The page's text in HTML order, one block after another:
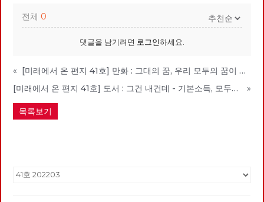
전체 0
댓글을 남기려면 로그인하세요.
«
[미래에서 온 편지 41호] 만화 : 그대의 꿈, 우리 모두의 꿈이 되어
[미래에서 온 편지 41호] 도서 : 그건 내건데 - 기본소득, 모두가 차별없이 찾아야 할 권리
»
목록보기